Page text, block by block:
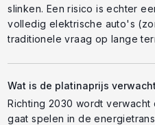
slinken. Een risico is echter
volledig elektrische auto's
traditionele vraag op lange
Wat is de platinaprijs
Richting 2030 wordt
gaat spelen in de